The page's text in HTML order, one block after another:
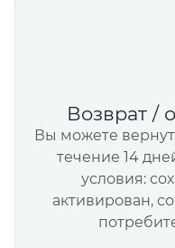
Возврат /
Вы можете
течение 14
условия:
активирован,